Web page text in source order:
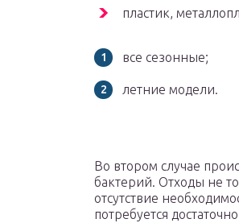
пластик,
все сезонные;
летние модели.
Во втором случае
бактерий. Отходы не
отсутствие
потребуется